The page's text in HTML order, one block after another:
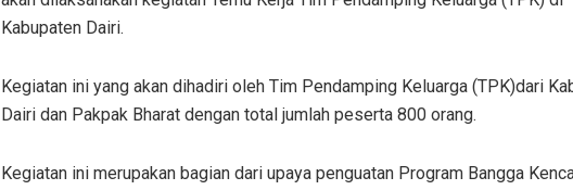
Kabupaten Dairi.
Kegiatan ini yang akan dihadiri oleh Tim Pendamping Keluarga (TPK)dari
Dairi dan Pakpak Bharat dengan total jumlah peserta 800 orang.
Kegiatan ini merupakan bagian dari upaya penguatan Program Bangga